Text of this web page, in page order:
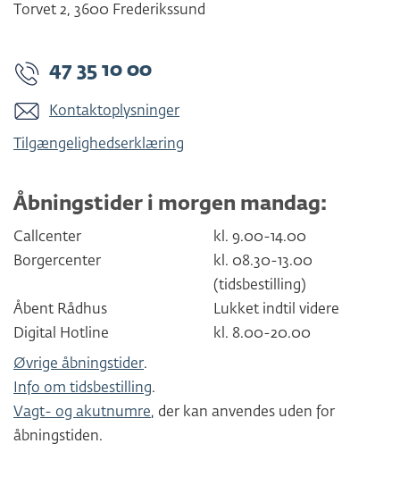
Torvet 2, 3600 Frederikssund
47 35 10 00
Kontaktoplysninger
Tilgængelighedserklæring
Åbningstider i morgen mandag:
Callcenter
kl. 9.00-14.00
Borgercenter
kl. 08.30-13.00
(tidsbestilling)
Åbent Rådhus
Lukket indtil videre
Digital Hotline
kl. 8.00-20.00
Øvrige åbningstider.
Info om tidsbestilling.
Vagt- og akutnumre, der kan anvendes uden for
åbningstiden.